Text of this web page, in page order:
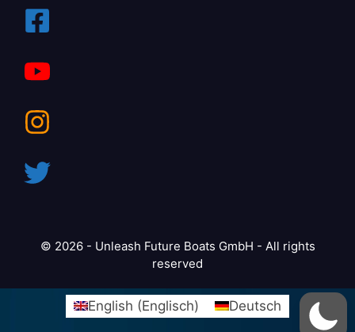
© 2026 - Unleash Future Boats GmbH - All rights
reserved
English (Englisch) Deutsch